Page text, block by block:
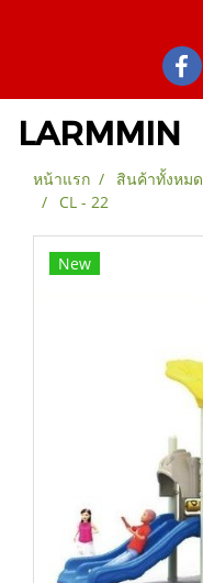
LARMMIN
หน้าแรก สินค้าทั้งหมด
CL - 22
New